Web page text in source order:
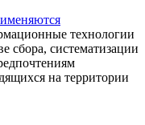
технологии
сбора, систематизации
на территории